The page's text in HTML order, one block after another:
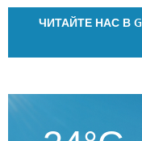
ЧИТАЙТЕ НАС В